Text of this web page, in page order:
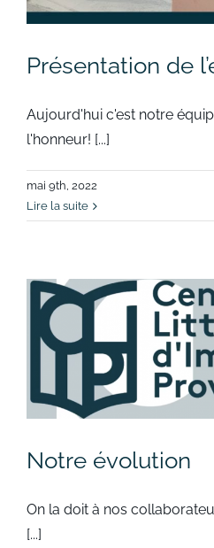
Présentation de
Aujourd'hui c'est notre
l'honneur! [...]
mai 9th, 2022
Lire la suite
Notre évolution
On la doit à nos
[...]